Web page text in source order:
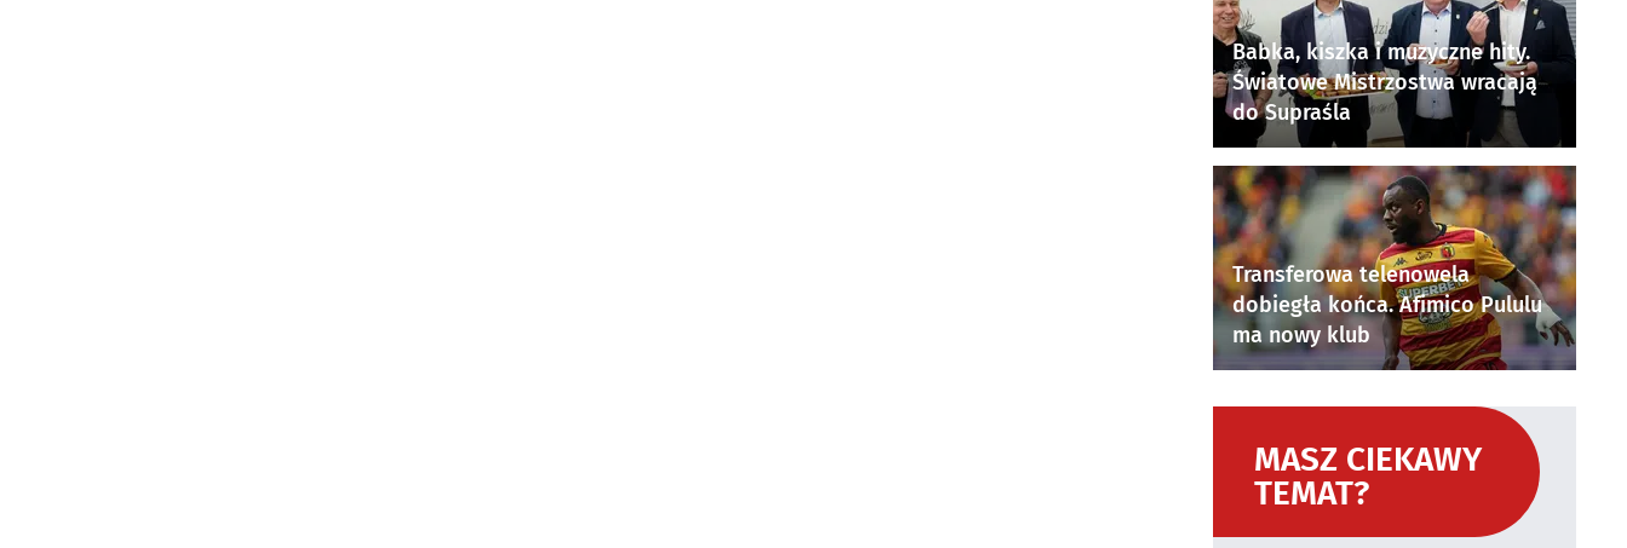
Babka, kiszka i muzyczne hity.
Światowe Mistrzostwa wracają
do Supraśla
Transferowa telenowela
dobiegła końca. Afimico Pululu
ma nowy klub
MASZ CIEKAWY
TEMAT?